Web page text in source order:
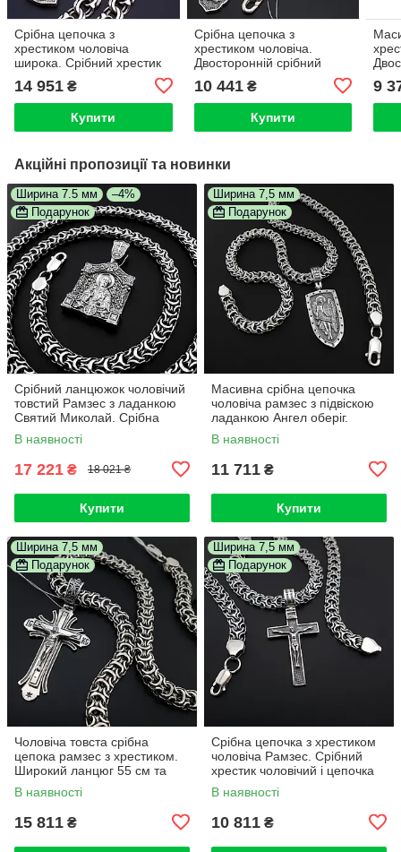
Срібна цепочка з
хрестиком чоловіча
широка. Срібний хрестик
Микола і Архангели з
срібним ланцюжком. 55
14 951 ₴
Купити
Срібна цепочка з
хрестиком чоловіча.
Двосторонній срібний
чоловічий ланцюжок
бісмарк
10 441₴
Купити
9
Акційні пропозиції та новинки
Ширина 7.5 мм
–4%
Подарунок
Срібний ланцюжок чоловічий
товстий Рамзес з ладанкою
Святий Миколай. Срібна
підвіска з молитвою та
ланцюжок срібло 55 см
В наявності
17 221 ₴ 18 021 ₴
Купити
Ширина 7,5 мм
Подарунок
Масивна срібна цепочка
чоловіча рамзес з підвіскою
ладанкою Ангел оберіг.
Товстий ланцюг срібло та
Архангел
В наявності
11 711 ₴
Купити
Ширина 7,5 мм
Подарунок
Чоловіча товста срібна
цепока рамзес з хрестиком.
Широкий ланцюг 55 см та
кулон хрест срібло 925
В наявності
15 811 ₴
Ширина 7,5 мм
Подарунок
Срібна цепочка з хрестиком
чоловіча Рамзес. Срібний
хрестик чоловічий і цепочка
товста. Довжина 55 см
В наявності
10 811 ₴